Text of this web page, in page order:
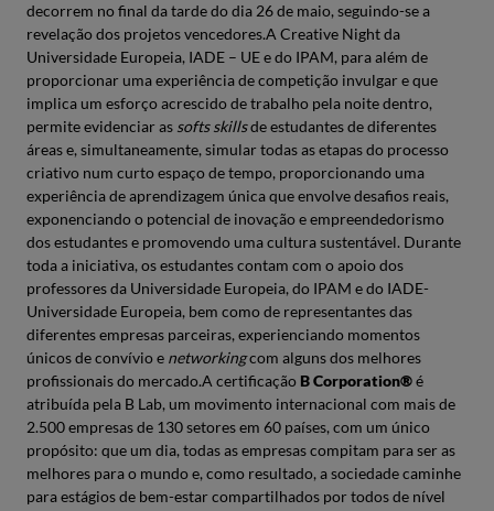
decorrem no final da tarde do dia 26 de maio, seguindo-se a
revelação dos projetos vencedores.A Creative Night da
Universidade Europeia, IADE – UE e do IPAM, para além de
proporcionar uma experiência de competição invulgar e que
implica um esforço acrescido de trabalho pela noite dentro,
permite evidenciar as softs skillsde estudantes de diferentes
áreas e, simultaneamente, simular todas as etapas do processo
criativo num curto espaço de tempo, proporcionando uma
experiência de aprendizagem única que envolve desafios reais,
exponenciando o potencial de inovação e empreendedorismo
dos estudantes e promovendo uma cultura sustentável. Durante
toda a iniciativa, os estudantes contam com o apoio dos
professores da Universidade Europeia, do IPAM e do IADE-
Universidade Europeia, bem como de representantes das
diferentes empresas parceiras, experienciando momentos
únicos de convívio e networkingcom alguns dos melhores
profissionais do mercado.A certificação B Corporation®é
atribuída pela B Lab, um movimento internacional com mais de
2.500 empresas de 130 setores em 60 países, com um único
propósito: que um dia, todas as empresas compitam para ser as
melhores para o mundo e, como resultado, a sociedade caminhe
para estágios de bem-estar compartilhados por todos de nível